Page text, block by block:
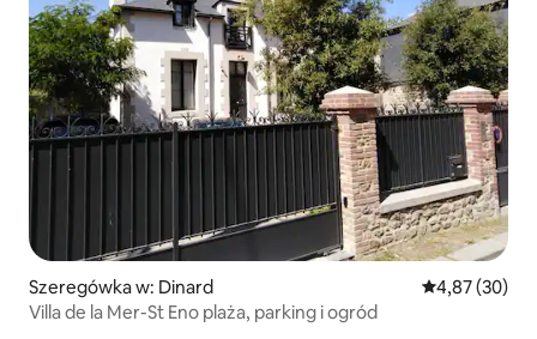
Szeregówka w: Dinard Średnia
4,87 (30)
Villa de la Mer-St Eno plaża, parking i ogród